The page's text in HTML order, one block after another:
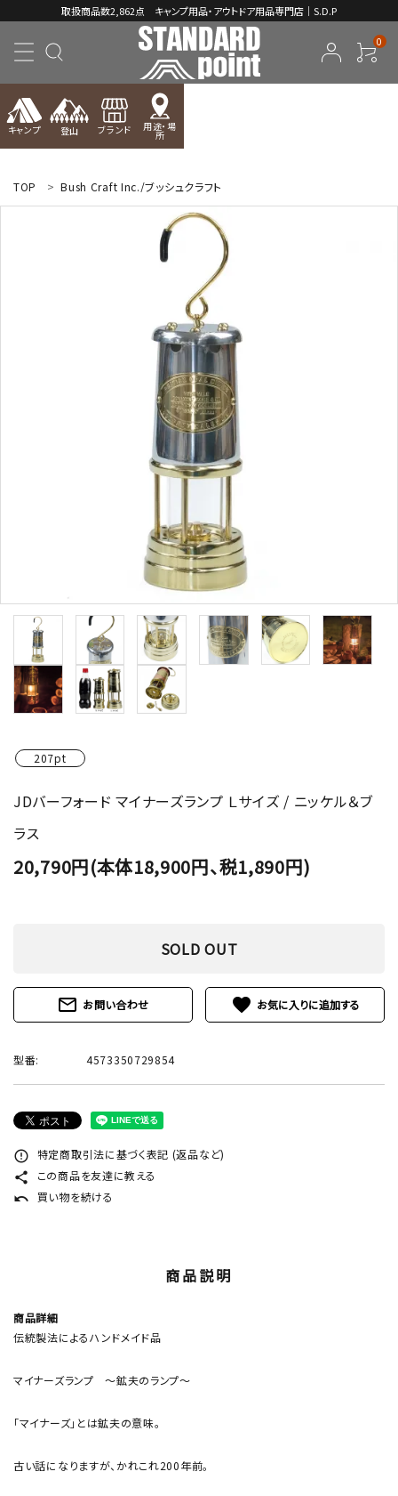
取扱商品数2,862点 キャンプ用品・アウトドア用品専門店｜S.D.P
0
キャンプ 登山 ブランド 用途・場
所
ようこそ ゲスト 様
person 新規会員登録
TOP Bush Craft Inc./ブッシュクラフト
207pt
JDバーフォード マイナーズランプ Ｌサイズ / ニッケル＆ブ
ラス
20,790円(本体18,900円、税1,890円)
SOLD OUT
mail_outline お問い合わせ favorite
型番: 4573350729854
error_outline 特定商取引法に基づく表記 (返品など)
share この商品を友達に教える
undo 買い物を続ける
商品説明
商品詳細
伝統製法によるハンドメイド品
マイナーズランプ ～鉱夫のランプ～
「マイナーズ」とは鉱夫の意味。
古い話になりますが、かれこれ200年前。